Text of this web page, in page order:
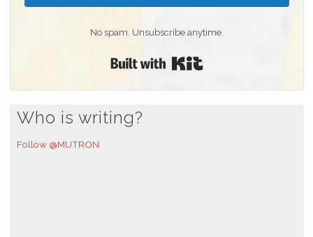
No spam. Unsubscribe anytime.
Who is writing?
Follow @MUTRON